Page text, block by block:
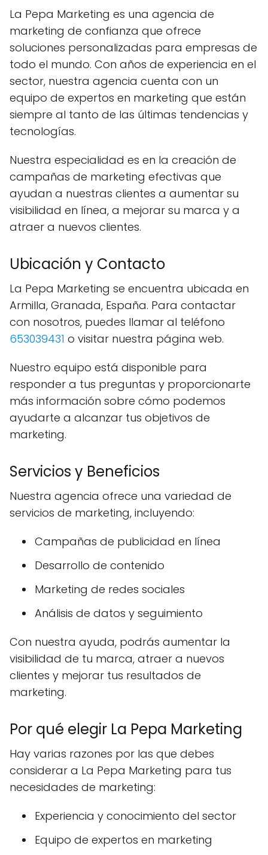
La Pepa Marketing es una agencia de
marketing de confianza que ofrece
soluciones personalizadas para empresas de
todo el mundo. Con años de experiencia en el
sector, nuestra agencia cuenta con un
equipo de expertos en marketing que están
siempre al tanto de las últimas tendencias y
tecnologías.
Nuestra especialidad es en la creación de
campañas de marketing efectivas que
ayudan a nuestras clientes a aumentar su
visibilidad en línea, a mejorar su marca y a
atraer a nuevos clientes.
Ubicación y Contacto
La Pepa Marketing se encuentra ubicada en
Armilla, Granada, España. Para contactar
con nosotros, puedes llamar al teléfono
653039431 o visitar nuestra página web.
Nuestro equipo está disponible para
responder a tus preguntas y proporcionarte
más información sobre cómo podemos
ayudarte a alcanzar tus objetivos de
marketing.
Servicios y Beneficios
Nuestra agencia ofrece una variedad de
servicios de marketing, incluyendo:
Campañas de publicidad en línea
Desarrollo de contenido
Marketing de redes sociales
Análisis de datos y seguimiento
Con nuestra ayuda, podrás aumentar la
visibilidad de tu marca, atraer a nuevos
clientes y mejorar tus resultados de
marketing.
Por qué elegir La Pepa Marketing
Hay varias razones por las que debes
considerar a La Pepa Marketing para tus
necesidades de marketing:
Experiencia y conocimiento del sector
Equipo de expertos en marketing